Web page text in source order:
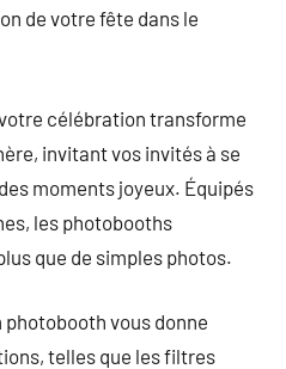
de votre fête dans le
votre célébration transforme
invitant vos invités à se
moments joyeux. Équipés
les photobooths
que de simples photos.
photobooth vous donne
telles que les filtres